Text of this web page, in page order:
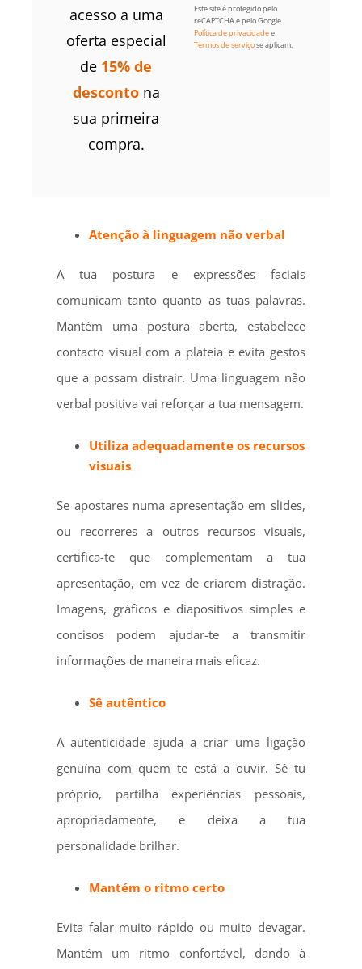
acesso a uma
oferta especial
de 15% de
desconto na
sua primeira
compra.
Este site é protegido pelo
reCAPTCHA e pelo Google
Política de privacidadee
Termos de serviçose aplicam.
Atenção à linguagem não verbal
A tua postura e expressões faciais
comunicam tanto quanto as tuas palavras.
Mantém uma postura aberta, estabelece
contacto visual com a plateia e evita gestos
que a possam distrair. Uma linguagem não
verbal positiva vai reforçar a tua mensagem.
Utiliza adequadamente os recursos
visuais
Se apostares numa apresentação em slides,
ou recorreres a outros recursos visuais,
certifica-te que complementam a tua
apresentação, em vez de criarem distração.
Imagens, gráficos e diapositivos simples e
concisos podem ajudar-te a transmitir
informações de maneira mais eficaz.
Sê autêntico
A autenticidade ajuda a criar uma ligação
genuína com quem te está a ouvir. Sê tu
próprio, partilha experiências pessoais,
apropriadamente, e deixa a tua
personalidade brilhar.
Mantém o ritmo certo
Evita falar muito rápido ou muito devagar.
Mantém um ritmo confortável, dando à